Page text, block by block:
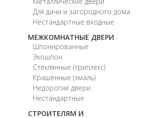
Для дачи и загородного дома
Нестандартные входные
МЕЖКОМНАТНЫЕ ДВЕРИ
Шпонированные
Экошпон
Стеклянные (триплекс)
Крашенные (эмаль)
Недорогие двери
Нестандартные
СТРОИТЕЛЯМ И